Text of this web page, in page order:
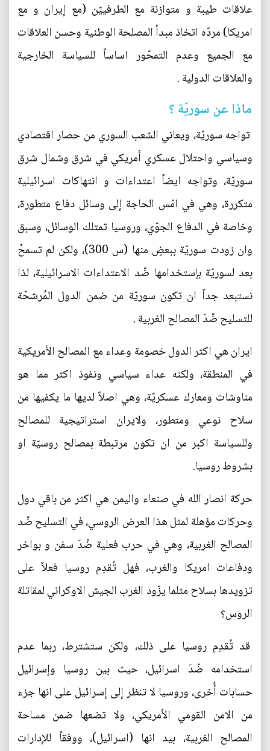
علاقات طيبة و متوازنة مع الطرفييّن (مع إيران و مع
امريكا) مردّه اتخاذ مبدأ المصلحة الوطنية وحسن العلاقات
مع الجميع وعدم التمحّور اساساً للسياسة الخارجية
والعلاقات الدولية .
ماذا عن سوريّة ؟
تواجه سوريّة، ويعاني الشعب السوري من حصار اقتصادي
وسياسي واحتلال عسكري أمريكي في شرق وشمال شرق
سوريّة، وتواجه ايضاً اعتداءات و انتهاكات اسرائيلية
متكررة، وهي في امّس الحاجة إلى وسائل دفاع متطورة،
وخاصة في الدفاع الجوّي، وروسيا تمتلك الوسائل، وسبق
وان زودت سوريّة ببعضٍ منها (س 300)، ولكن لم تسمحْ
بعد لسوريّة بإستخدامها ضّد الاعتداءات الاسرائيلية، لذا
نستبعد جداً ان تكون سوريّة من ضمن الدول المُرشحّة
للتسليح ضّدَ المصالح الغربية .
ايران هي اكثر الدول خصومة وعداء مع المصالح الأمريكية
في المنطقة، ولكنه عداء سياسي ونفوذ اكثر مما هو
مناوشات ومعارك عسكريّة، وهي اصلاً لديها ما يكفيها من
سلاح نوعي ومتطور، ولايران استراتيجية للمصالح
وللسياسة اكبر من ان تكون مرتبطة بمصالح روسيّة او
بشروط روسيا.
حركة انصار الله في صنعاء واليمن هي اكثر من باقي دول
وحركات مؤهلة لمثل هذا العرض الروسي، في التسليح ضّد
المصالح الغربية، وهي في حرب فعلية ضّدَ سفن و بواخر
ودفاعات امريكا والغرب، فهل تُقدِم روسيا فعلاً على
تزويدها بسلاح مثلما يزّود الغرب الجيش الاوكراني لمقاتلة
الروس؟
قد تُقدِم روسيا على ذلك، ولكن ستشترط، ربما عدم
استخدامه ضّدَ اسرائيل، حيث بين روسيا وإسرائيل
حسابات أُخرى، وروسيا لا تنظر إلى إسرائيل على انها جزء
من الامن القومي الأمريكي، ولا تضعها ضمن مساحة
المصالح الغربية، بيد انها (اسرائيل)، ووفقاً للإدارات